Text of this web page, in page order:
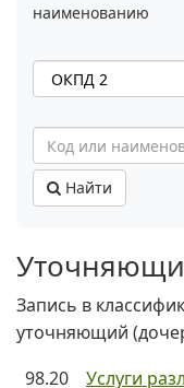
наименованию
Найти
Запись в
уточняющий
98.20
Услуги